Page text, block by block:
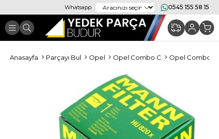
Whatsapp 0545 155 58 15
Anasayfa Parçayı Bul Opel Opel Combo C Opel Combo C